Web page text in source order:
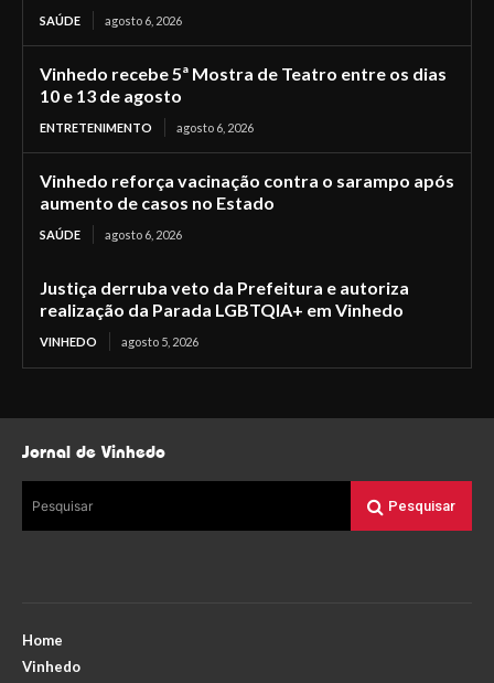
SAÚDE agosto 6, 2026
Vinhedo recebe 5ª Mostra de Teatro entre os dias
10 e 13 de agosto
ENTRETENIMENTO agosto 6, 2026
Vinhedo reforça vacinação contra o sarampo após
aumento de casos no Estado
SAÚDE agosto 6, 2026
Justiça derruba veto da Prefeitura e autoriza
realização da Parada LGBTQIA+ em Vinhedo
VINHEDO agosto 5, 2026
Jornal de Vinhedo
Pesquisar Pesquisar
Home
Vinhedo